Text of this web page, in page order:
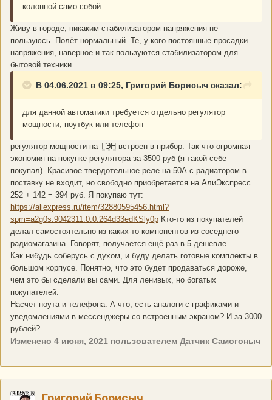
колонной само собой ...
Живу в городе, никаким стабилизатором напряжения не
пользуюсь. Полёт нормальный. Те, у кого постоянные просадки
напряжения, наверное и так пользуются стабилизатором для
бытовой техники.
В 04.06.2021 в 09:25, Григорий Борисыч сказал:
для данной автоматики требуется отдельно регулятор
мощности, ноутбук или телефон
регулятор мощности наТЭН встроен в прибор. Так что огромная
экономия на покупке регулятора за 3500 руб (я такой себе
покупал). Красивое твердотельное реле на 50А с радиатором в
поставку не входит, но свободно приобретается на АлиЭкспресс
252 + 142 = 394 руб. Я покупаю тут:
https://aliexpress.ru/item/32880595456.html?
spm=a2g0s.9042311.0.0.264d33edKSly0p Кто-то из покупателей
делал самостоятельно из каких-то компонентов из соседнего
радиомагазина. Говорят, получается ещё раз в 5 дешевле.
Как нибудь соберусь с духом, и буду делать готовые комплекты в
большом корпусе. Понятно, что это будет продаваться дороже,
чем это бы сделали вы сами. Для ленивых, но богатых
покупателей.
Насчет ноута и телефона. А что, есть аналоги с графиками и
уведомлениями в мессенджеры со встроенным экраном? И за 3000
рублей?
Изменено 4 июня, 2021 пользователем Датчик Самогоныч